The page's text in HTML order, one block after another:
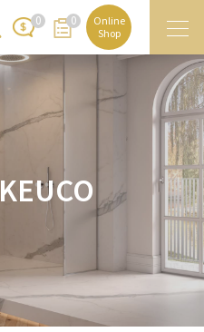
0 0
Online
Shop
KEUCO